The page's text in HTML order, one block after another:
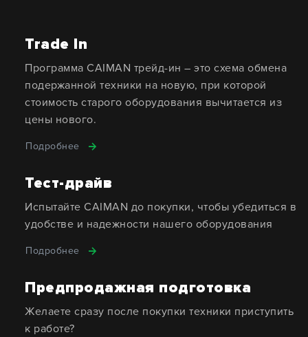
Trade In
Программа CAIMAN трейд-ин – это схема обмена
подержанной техники на новую, при которой
стоимость старого оборудования вычитается из
цены нового.
Подробнее
Тест-драйв
Испытайте CAIMAN до покупки, чтобы убедиться в
удобстве и надежности нашего оборудования
Подробнее
Предпродажная подготовка
Желаете сразу после покупки техники приступить
к работе?